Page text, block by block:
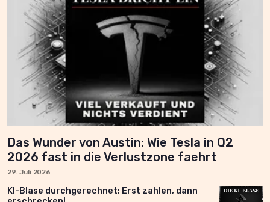
Das Wunder von Austin: Wie Tesla in Q2
2026 fast in die Verlustzone faehrt
29. Juli 2026
KI-Blase durchgerechnet: Erst zahlen, dann